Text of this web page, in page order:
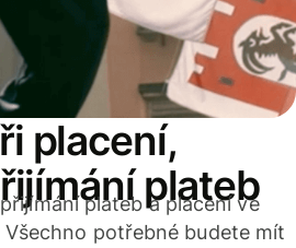
placení,
plateb
plateb a placení ve
potřebné budete mít